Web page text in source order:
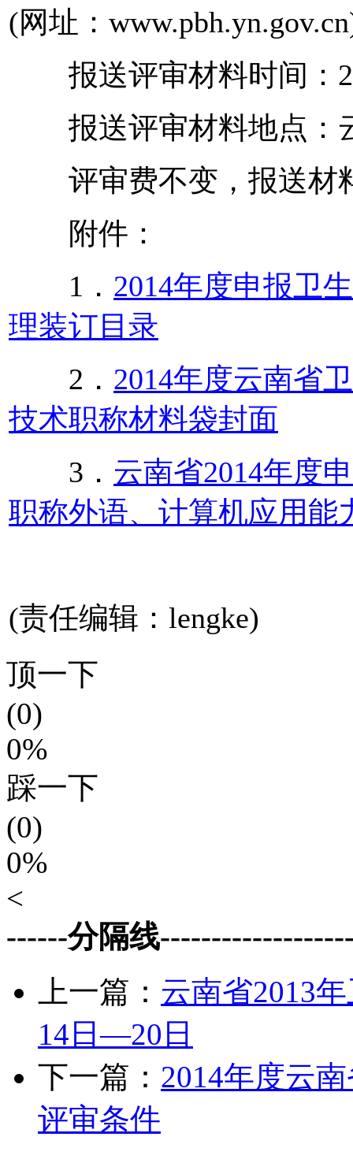
(网址：
报送评审材料时间：
报送评审材料地点：
评审费不变，报送材
附件：
1． 2014年度申报卫
理装订目录
2． 2014年度云南省
技术职称材料袋封面
3． 云南省2014年度
职称外语、计算机应用能
(责任编辑：lengke)
顶一下
(0)
0%
踩一下
(0)
0%
<
------分隔线
上一篇： 云南省2013
14日—20日
下一篇： 2014年度云
评审条件